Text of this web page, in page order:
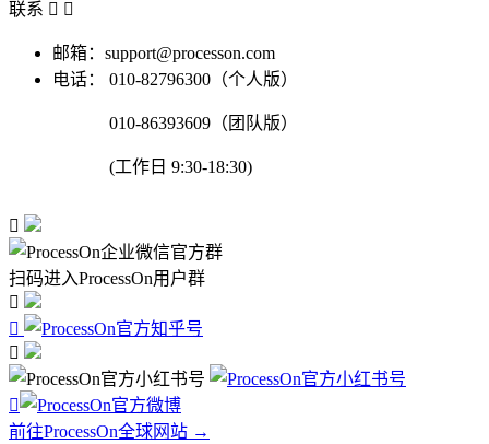
联系  
邮箱：support@processon.com
电话：
010-82796300（个人版）
010-86393609（团队版）
(工作日 9:30-18:30)

扫码进入ProcessOn用户群




前往ProcessOn全球网站 →